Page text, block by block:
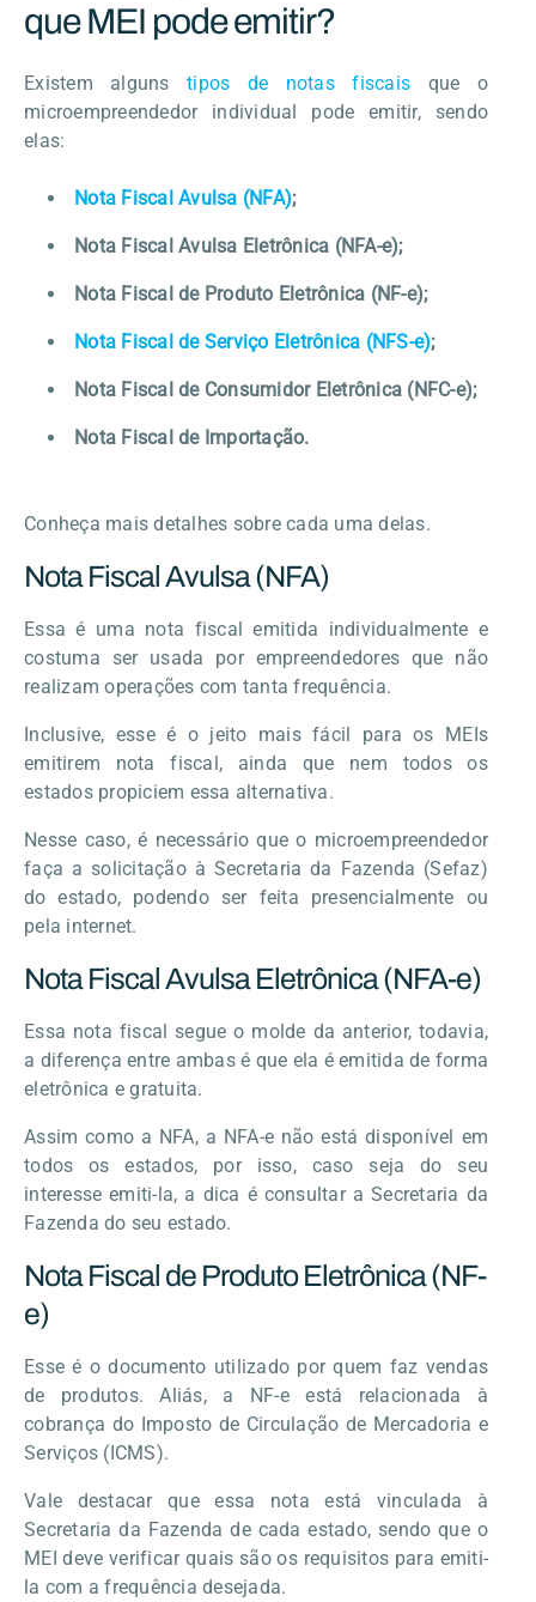
que MEI pode emitir?
Existem algunstipos de notas fiscais que o
microempreendedor individual pode emitir, sendo
elas:
Nota Fiscal Avulsa (NFA);
Nota Fiscal Avulsa Eletrônica (NFA-e);
Nota Fiscal de Produto Eletrônica (NF-e);
Nota Fiscal de Serviço Eletrônica (NFS-e);
Nota Fiscal de Consumidor Eletrônica (NFC-e);
Nota Fiscal de Importação.
Conheça mais detalhes sobre cada uma delas.
Nota Fiscal Avulsa (NFA)
Essa é uma nota fiscal emitida individualmente e
costuma ser usada por empreendedores que não
realizam operações com tanta frequência.
Inclusive, esse é o jeito mais fácil para os MEIs
emitirem nota fiscal, ainda que nem todos os
estados propiciem essa alternativa.
Nesse caso, é necessário que o microempreendedor
faça a solicitação à Secretaria da Fazenda (Sefaz)
do estado, podendo ser feita presencialmente ou
pela internet.
Nota Fiscal Avulsa Eletrônica (NFA-e)
Essa nota fiscal segue o molde da anterior, todavia,
a diferença entre ambas é que ela é emitida de forma
eletrônica e gratuita.
Assim como a NFA, a NFA-e não está disponível em
todos os estados, por isso, caso seja do seu
interesse emiti-la, a dica é consultar a Secretaria da
Fazenda do seu estado.
Nota Fiscal de Produto Eletrônica (NF-
e)
Esse é o documento utilizado por quem faz vendas
de produtos. Aliás, a NF-e está relacionada à
cobrança do Imposto de Circulação de Mercadoria e
Serviços (ICMS).
Vale destacar que essa nota está vinculada à
Secretaria da Fazenda de cada estado, sendo que o
MEI deve verificar quais são os requisitos para emiti-
la com a frequência desejada.